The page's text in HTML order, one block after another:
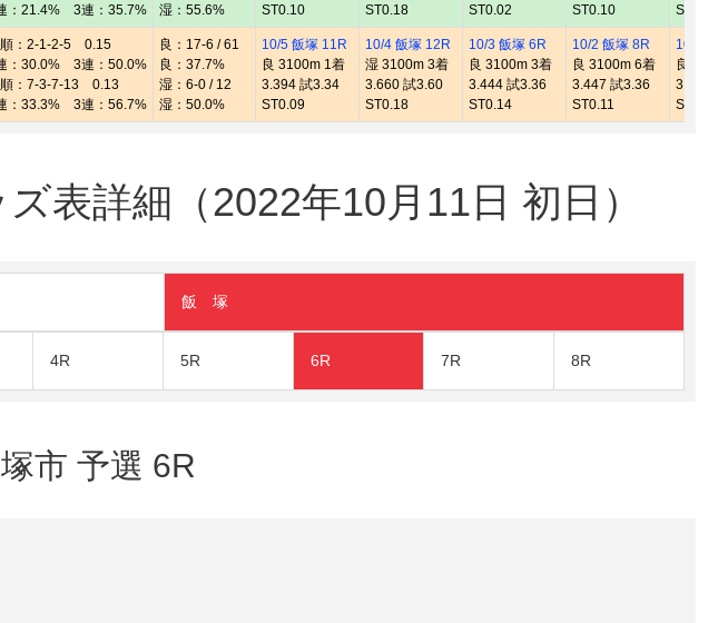
：21.4% 3連：35.7%
湿：55.6%
ST0.10
ST0.18
ST0.02
ST0.10
ST0.12
：2-1-2-5 0.15
：30.0% 3連：50.0%
：7-3-7-13 0.13
：33.3% 3連：56.7%
良：17-6 / 61
良：37.7%
湿：6-0 / 12
湿：50.0%
10/5 飯塚 11R
良 3100m 1着
3.394 試3.34
ST0.09
10/4 飯塚 12R
湿 3100m 3着
3.660 試3.60
ST0.18
10/3 飯塚 6R
良 3100m 3着
3.444 試3.36
ST0.14
10/2 飯塚 8R
良 3100m 6着
3.447 試3.36
ST0.11
10/1
良
3.428
ST0.24
表詳細（2022年10月11日 初日）
飯 塚
4R 5R 6R 7R 8R
市 予選 6R